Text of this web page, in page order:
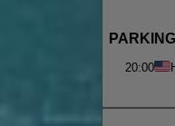
20:00